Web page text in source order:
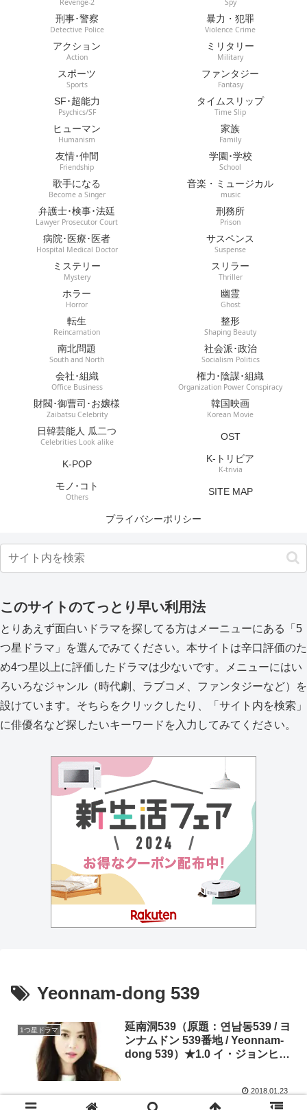
Revenge-2 Spy
刑事･警察
Detective Police
暴力・犯罪
Violence Crime
アクション
Action
ミリタリー
Military
スポーツ
Sports
ファンタジー
Fantasy
SF･超能力
Psychics/SF
タイムスリップ
Time Slip
ヒューマン
Humanism
家族
Family
友情･仲間
Friendship
学園･学校
School
歌手になる
Become a Singer
音楽・ミュージカル
music
弁護士･検事･法廷
Lawyer Prosecutor Court
刑務所
Prison
病院･医療･医者
Hospital Medical Doctor
サスペンス
Suspense
ミステリー
Mystery
スリラー
Thriller
ホラー
Horror
幽霊
Ghost
転生
Reincarnation
整形
Shaping Beauty
南北問題
South and North
社会派･政治
Socialism Politics
会社･組織
Office Business
権力･陰謀･組織
Organization Power Conspiracy
財閥･御曹司･お嬢様
Zaibatsu Celebrity
韓国映画
Korean Movie
日韓芸能人 瓜二つ
Celebrities Look alike OST
K-POP K-トリビア
K-trivia
モノ･コト
Others SITE MAP
プライバシーポリシー
このサイトのてっとり早い利用法
とりあえず面白いドラマを探してる方はメーニューにある「5
つ星ドラマ」を選んでみてください。本サイトは辛口評価のた
め4つ星以上に評価したドラマは少ないです。メニューにはい
ろいろなジャンル（時代劇、ラブコメ、ファンタジーなど）を
設けています。そちらをクリックしたり、「サイト内を検索」
に俳優名など探したいキーワードを入力してみてください。
Yeonnam-dong 539
1つ星ドラマ
延南洞539（原題：연남동539 / ヨ
ンナムドン 539番地 / Yeonnam-
dong 539）★1.0 イ・ジョンヒョ
2018.01.23